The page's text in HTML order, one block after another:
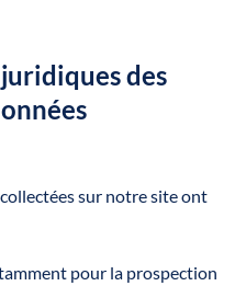
des
sur notre site ont
pour la prospection